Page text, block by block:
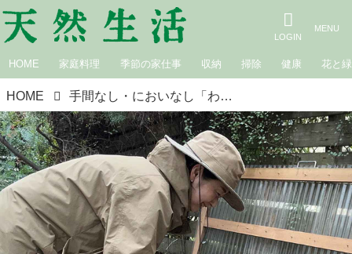
HOME 家庭料理 季節の家仕事 収納 掃除 健康 花と緑
HOME 手間なし・においなし「わが家のコンポスト」4つの実例。都心でもできる！DIYで簡単に、おおらかで快適な“ごみ”の活用法／さとうゆみこさん（フラワー＆グリーンスタイリスト）